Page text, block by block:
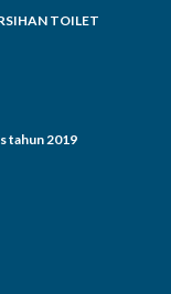
TOILET
tahun 2019